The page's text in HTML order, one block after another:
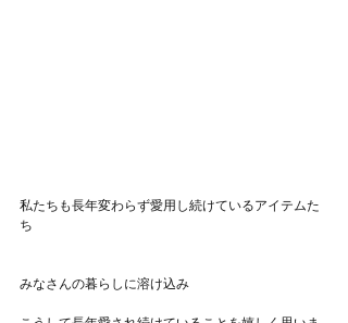
私たちも長年変わらず愛用し続けているアイテムた
ち
みなさんの暮らしに溶け込み